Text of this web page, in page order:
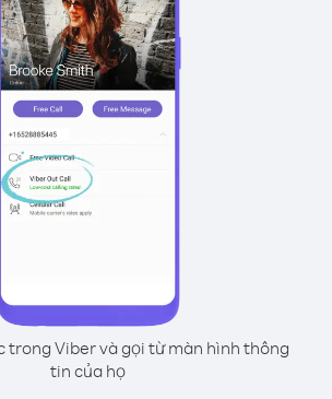
trong Viber và gọi từ màn hình thông
tin của họ